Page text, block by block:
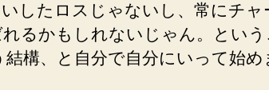
したロスじゃないし、常にチャ
るかもしれないじゃん。とい
構、と自分で自分にいって始め